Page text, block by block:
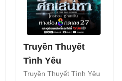
Truyền Thuyết
Tình Yêu
Truyền Thuyết Tình Yêu